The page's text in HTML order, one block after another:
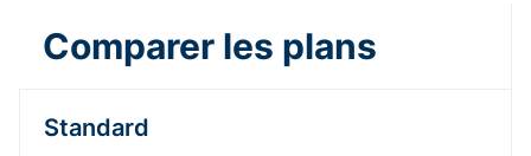
Comparer les plans
Standard